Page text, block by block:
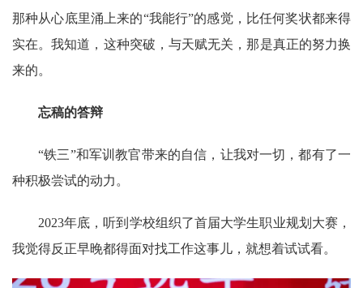
那种从心底里涌上来的“我能行”的感觉，比任何奖状都来得
实在。我知道，这种突破，与天赋无关，那是真正的努力换
来的。
忘稿的答辩
“铁三”和军训教官带来的自信，让我对一切，都有了一
种积极尝试的动力。
2023年底，听到学校组织了首届大学生职业规划大赛，
我觉得反正早晚都得面对找工作这事儿，就想着试试看。